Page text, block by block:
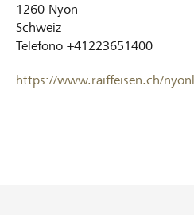
1260 Nyon
Schweiz
Telefono +41223651400
https://www.raiffeisen.ch/